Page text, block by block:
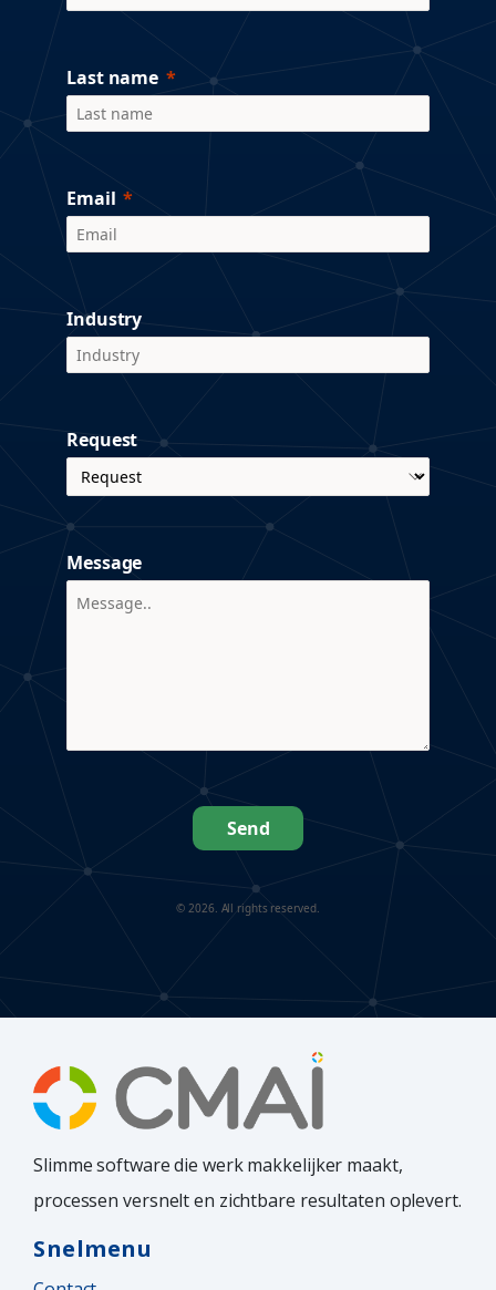
Last name
Email
Industry
Request
Message
Send
© 2026. All rights reserved.
Slimme software die werk makkelijker maakt,
processen versnelt en zichtbare resultaten oplevert.
Snelmenu